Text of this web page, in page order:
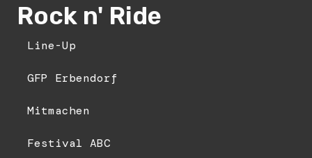
Rock n' Ride
Line-Up
GFP Erbendorf
Mitmachen
Festival ABC